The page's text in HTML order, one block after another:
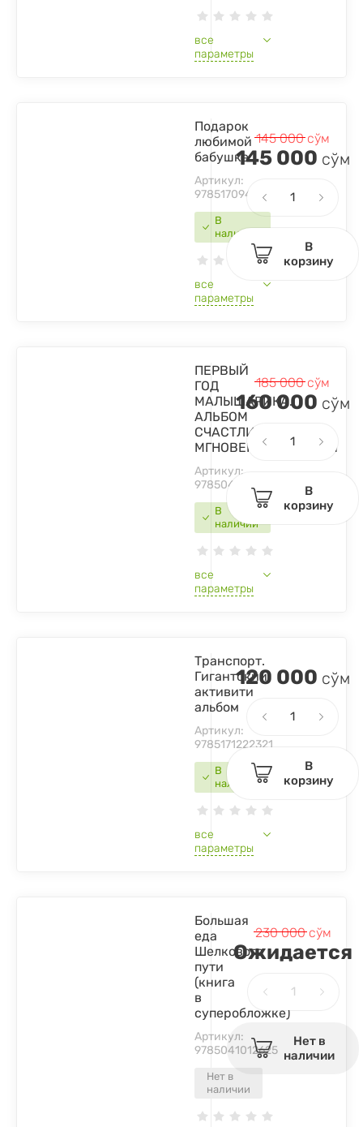
все
параметры
В
наличии
Подарок
любимой
бабушке
Артикул:
9785170943081
все
параметры
145 000сўм
145 000 сўм
В
корзину
В
наличии
ПЕРВЫЙ
ГОД
МАЛЫШАРИКА.
АЛЬБОМ
СЧАСТЛИВЫХ
МГНОВЕНИЙРОЗОВЫЙ
Артикул:
9785040929016
все
параметры
185 000сўм
160 000 сўм
В
корзину
В
наличии
Транспорт.
Гигантский
активити
альбом
Артикул:
9785171222321
все
параметры
120 000 сўм
В
корзину
Нет в
наличии
Большая
еда
Шелкового
пути
(книга
в
суперобложке)
Артикул:
9785041012625
230 000сўм
Ожидается
Нет в
наличии